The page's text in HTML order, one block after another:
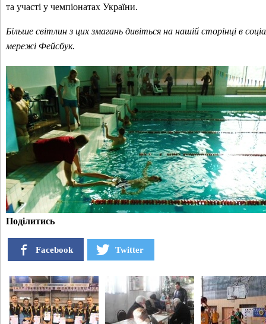
та участі у чемпіонатах України.
Більше світлин з цих змагань дивіться на нашій сторінці в
мережі Фейсбук.
Поділитись
Facebook Twitter